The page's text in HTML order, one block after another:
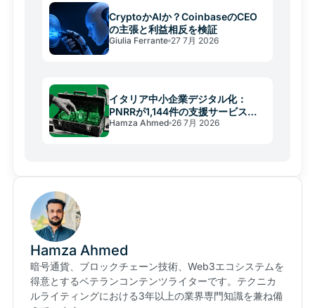
CryptoかAIか？CoinbaseのCEO
の主張と利益相反を検証
Giulia Ferrante 27 7月 2026
イタリア中小企業デジタル化：
PNRRが1,144件の支援サービスを
提供
Hamza Ahmed 26 7月 2026
Hamza Ahmed
暗号通貨、ブロックチェーン技術、Web3エコシステムを
得意とするベテランコンテンツライターです。テクニカ
ルライティングにおける3年以上の業界専門知識を兼ね備